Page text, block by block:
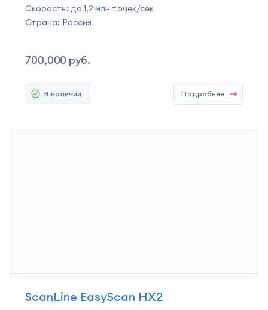
Скорость: до 1,2 млн точек/сек
Страна: Россия
700,000 руб.
В наличии Подробнее
ScanLine EasyScan HX2